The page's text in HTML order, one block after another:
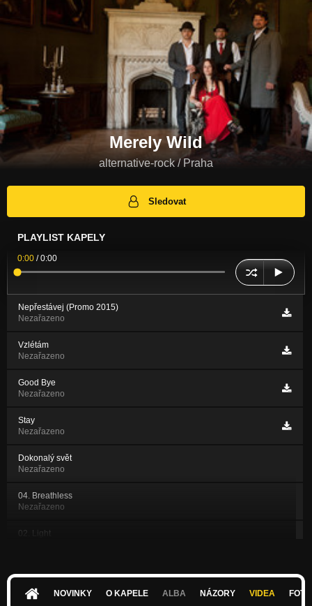
Merely Wild
alternative-rock / Praha
Sledovat
PLAYLIST KAPELY
0:00 /0:00
Nepřestávej (Promo 2015)
Nezařazeno
Vzlétám
Nezařazeno
Good Bye
Nezařazeno
Stay
Nezařazeno
Dokonalý svět
Nezařazeno
04. Breathless
Nezařazeno
02. Light
NOVINKY O KAPELE ALBA NÁZORY VIDEA